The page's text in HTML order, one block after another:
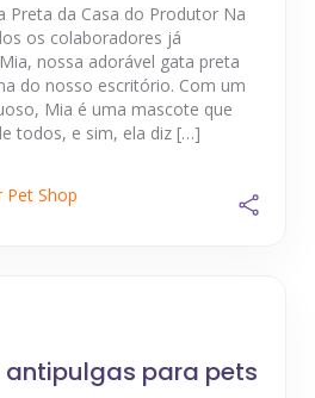
Preta da Casa do Produtor Na
os colaboradores já
nossa adorável gata preta
do nosso escritório. Com um
Mia é uma mascote que
todos, e sim, ela diz […]
Pet Shop
antipulgas para pets